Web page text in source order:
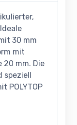
30 mm
mit
20 mm. Die
speziell
POLYTOP